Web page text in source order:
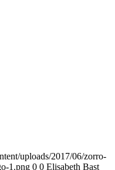
uploads/2017/06/zorro-
1.png 0 0 Elisabeth Bast